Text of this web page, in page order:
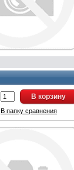
В корзину
В папку сравнения